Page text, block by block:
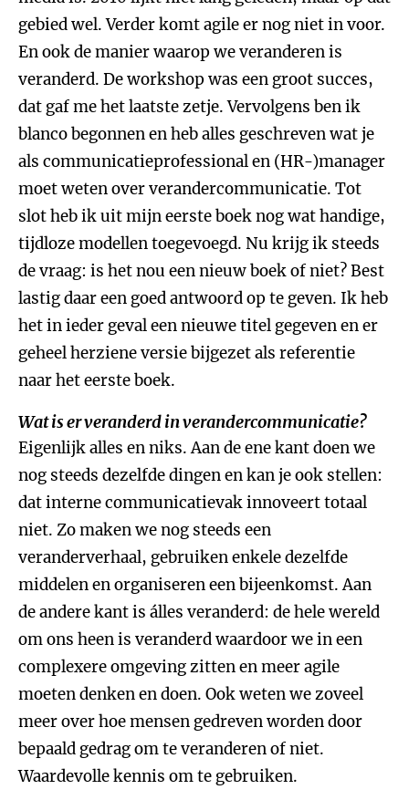
gebied wel. Verder komt agile er nog niet in voor.
En ook de manier waarop we veranderen is
veranderd. De workshop was een groot succes,
dat gaf me het laatste zetje. Vervolgens ben ik
blanco begonnen en heb alles geschreven wat je
als communicatieprofessional en (HR-)manager
moet weten over verandercommunicatie. Tot
slot heb ik uit mijn eerste boek nog wat handige,
tijdloze modellen toegevoegd. Nu krijg ik steeds
de vraag: is het nou een nieuw boek of niet? Best
lastig daar een goed antwoord op te geven. Ik heb
het in ieder geval een nieuwe titel gegeven en er
geheel herziene versie bijgezet als referentie
naar het eerste boek.
Wat is er veranderd in verandercommunicatie?
Eigenlijk alles en niks. Aan de ene kant doen we
nog steeds dezelfde dingen en kan je ook stellen:
dat interne communicatievak innoveert totaal
niet. Zo maken we nog steeds een
veranderverhaal, gebruiken enkele dezelfde
middelen en organiseren een bijeenkomst. Aan
de andere kant is álles veranderd: de hele wereld
om ons heen is veranderd waardoor we in een
complexere omgeving zitten en meer agile
moeten denken en doen. Ook weten we zoveel
meer over hoe mensen gedreven worden door
bepaald gedrag om te veranderen of niet.
Waardevolle kennis om te gebruiken.